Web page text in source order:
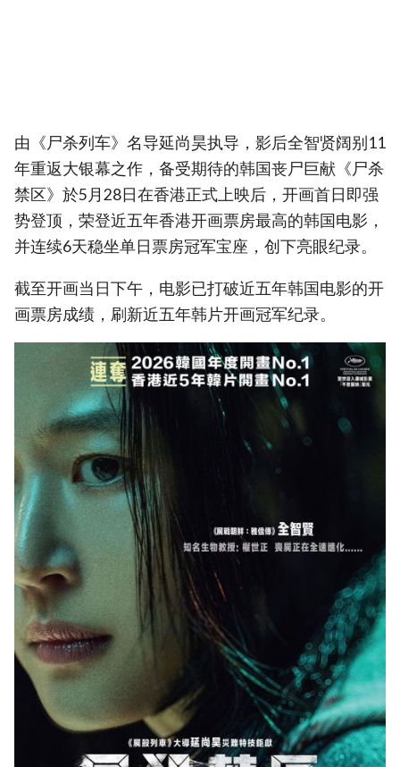
由《尸杀列车》名导延尚昊执导，影后全智贤阔别11
年重返大银幕之作，备受期待的韩国丧尸巨献《尸杀
禁区》於5月28日在香港正式上映后，开画首日即强
势登顶，荣登近五年香港开画票房最高的韩国电影，
并连续6天稳坐单日票房冠军宝座，创下亮眼纪录。
截至开画当日下午，电影已打破近五年韩国电影的开
画票房成绩，刷新近五年韩片开画冠军纪录。